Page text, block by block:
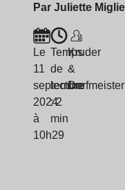
Par Juliette
Le
11
septembre
2024
à
10h29
Temps
de
lecture
: 2
min
Kruder
&
Dorfmeister